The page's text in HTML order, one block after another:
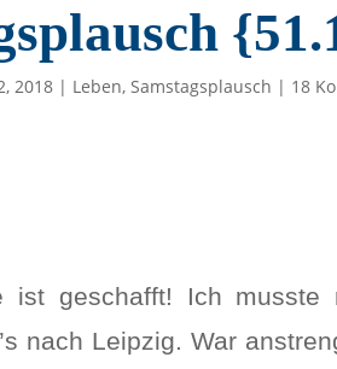
2018 | Leben, Samstagsplausch | 18
ist geschafft! Ich musste
nach Leipzig. War